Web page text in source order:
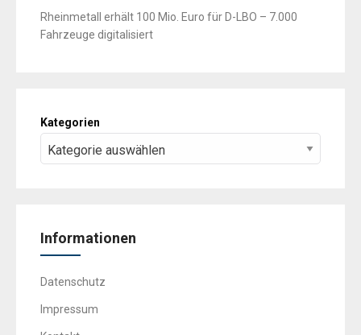
Rheinmetall erhält 100 Mio. Euro für D-LBO – 7.000
Fahrzeuge digitalisiert
Kategorien
Informationen
Datenschutz
Impressum